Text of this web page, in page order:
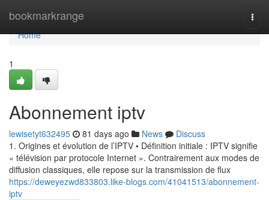
bookmarkrange
Home
Home
1
Abonnement iptv
lewisetyt632495 81 days ago News
Discuss
1. Origines et évolution de l’IPTV • Définition initiale : IPTV signifie
« télévision par protocole Internet ». Contrairement aux modes de
diffusion classiques, elle repose sur la transmission de flux
https://deweyezwd833803.like-blogs.com/41041513/abonnement-
iptv